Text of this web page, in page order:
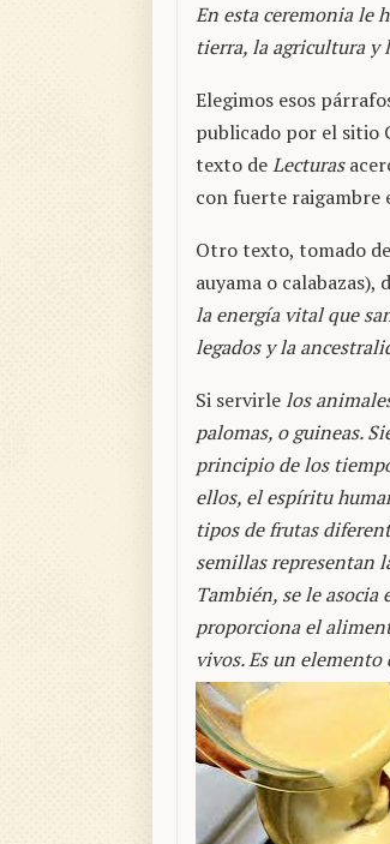
En esta ceremonia le
tierra, la agricultura y
Elegimos esos
publicado por el sitio
texto deLecturas
con fuerte raigambre
Otro texto, tomado
auyama o
la energía vital que
legados y la
Si servirlelos
palomas, o guineas.
principio de los
ellos, el espíritu
tipos de frutas
semillas representan
También, se le
proporciona el
vivos. Es un